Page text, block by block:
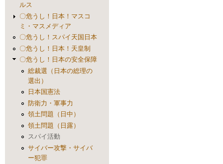
ルス
〇危うし！日本！マスコ
ミ・マスメディア
〇危うし！スパイ天国日本
〇危うし！日本！天皇制
〇危うし！日本の安全保障
総裁選（日本の総理の
選出）
日本国憲法
防衛力・軍事力
領土問題（日中）
領土問題（日露）
スパイ活動
サイバー攻撃・サイバ
ー犯罪